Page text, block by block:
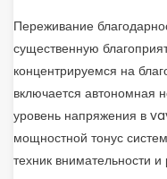
Переживание
существенную
концентрируемся на
включается автономная
уровень напряжения в
мощностной тонус
техник